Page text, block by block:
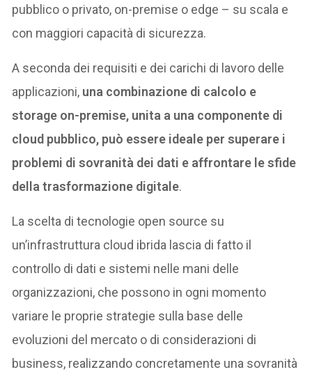
pubblico o privato, on-premise o edge – su scala e
con maggiori capacità di sicurezza.
A seconda dei requisiti e dei carichi di lavoro delle
applicazioni, una combinazione di calcolo e
storage on-premise, unita a una componente di
cloud pubblico, può essere ideale per superare i
problemi di sovranità dei dati e affrontare le sfide
della trasformazione digitale.
La scelta di tecnologie open source su
un’infrastruttura cloud ibrida lascia di fatto il
controllo di dati e sistemi nelle mani delle
organizzazioni, che possono in ogni momento
variare le proprie strategie sulla base delle
evoluzioni del mercato o di considerazioni di
business, realizzando concretamente una sovranità